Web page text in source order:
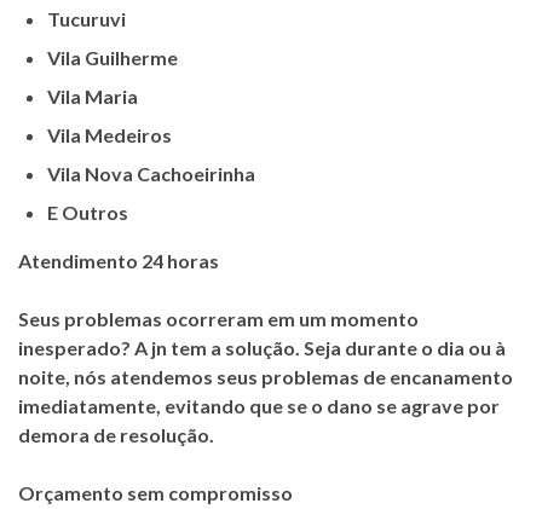
Tucuruvi
Vila Guilherme
Vila Maria
Vila Medeiros
Vila Nova Cachoeirinha
E Outros
Atendimento 24 horas
Seus problemas ocorreram em um momento
inesperado? A jn tem a solução. Seja durante o dia ou à
noite, nós atendemos seus problemas de encanamento
imediatamente, evitando que se o dano se agrave por
demora de resolução.
Orçamento sem compromisso